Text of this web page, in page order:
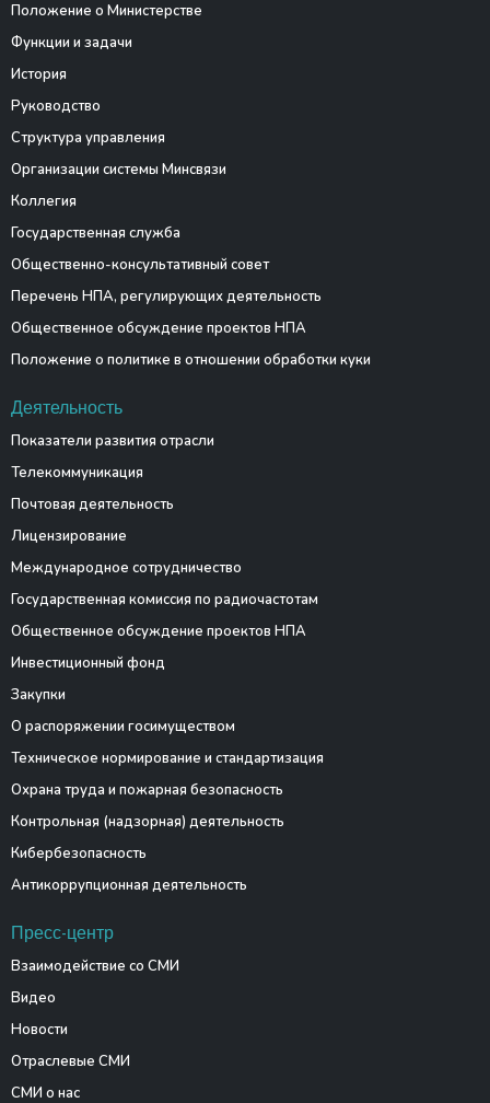
Положение о Министерстве
Функции и задачи
История
Руководство
Структура управления
Организации системы Минсвязи
Коллегия
Государственная служба
Общественно-консультативный совет
Перечень НПА, регулирующих деятельность
Общественное обсуждение проектов НПА
Положение о политике в отношении обработки куки
Деятельность
Показатели развития отрасли
Телекоммуникация
Почтовая деятельность
Лицензирование
Международное сотрудничество
Государственная комиссия по радиочастотам
Общественное обсуждение проектов НПА
Инвестиционный фонд
Закупки
О распоряжении госимуществом
Техническое нормирование и стандартизация
Охрана труда и пожарная безопасность
Контрольная (надзорная) деятельность
Кибербезопасность
Антикоррупционная деятельность
Пресс-центр
Взаимодействие со СМИ
Видео
Новости
Отраслевые СМИ
СМИ о нас